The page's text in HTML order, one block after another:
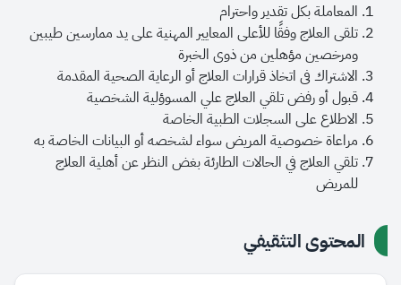
المعاملة بكل تقدير واحترام
تلقى العلاج وفقًا للأعلى المعايير المهنية على يد ممارسين طيبين
ومرخصين مؤهلين من ذوى الخبرة
الاشتراك فى اتخاذ قرارات العلاج أو الرعاية الصحية المقدمة
قبول أو رفض تلقي العلاج علي المسوؤلية الشخصية
الاطلاع على السجلات الطبية الخاصة
مراعاة خصوصية المريض سواء لشخصه أو البيانات الخاصة به
تلقي العلاج في الحالات الطارئة بغض النظر عن أهلية العلاج
للمريض
المحتوى التثقيفي